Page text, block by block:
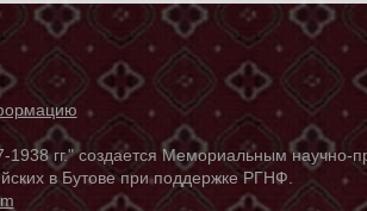
гг." создается Мемориальным научно-
в Бутове при поддержке РГНФ.